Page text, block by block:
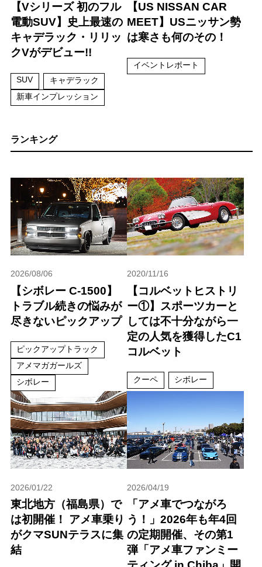
【Vシリーズ 初のフル
電動SUV】史上最速の
キャデラック・リリッ
クVがデビュー!!
SUV
キャデラック
新車インプレッション
【US NISSAN CAR
MEET】USニッサン勢
は寒さも何のその！
イベントレポート
ランキング
2026/08/06
【シボレー C-1500】
トラブル続きの悩みが
尽きないピックアップ
ピックアップトラック
アメマガガールズ
シボレー
2020/11/16
【コルベットヒストリ
ー①】スポーツカーと
しては不十分ながら一
定の人気を獲得したC1
コルベット
クーペ シボレー
2026/01/22
東北地方（福島県）で
は初開催！ アメ車乗り
がクマSUNテラスに集
結
2026/04/19
「アメ車でつながろ
う！」2026年も年4回
の定期開催、その第1
弾「アメ車ファンミー